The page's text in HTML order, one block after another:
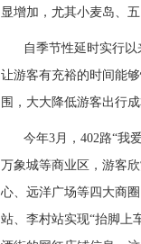
显增加，尤其小麦岛、
自季节性延时实行
让游客有充裕的时间能
围，大大降低游客出行
今年3月，402路“我
万象城等商业区，游客
心、远洋广场等四大商
站、李村站实现“抬脚上